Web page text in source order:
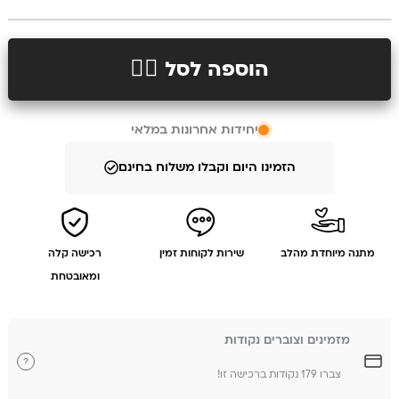
הוספה לסל 👉🏻
יחידות אחרונות במלאי
הזמינו היום וקבלו משלוח בחינם
מתנה מיוחדת מהלב שירות לקוחות זמין
רכישה קלה
ומאובטחת
מזמינים וצוברים נקודות
צברו 179 נקודות ברכישה זו!
?